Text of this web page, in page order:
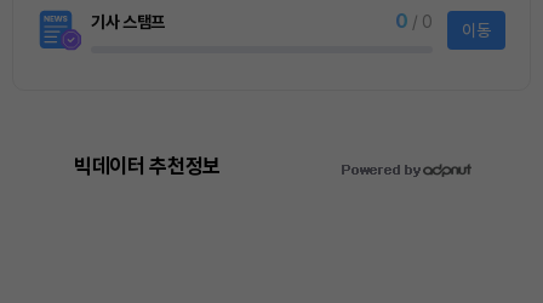
빅데이터 추천정보